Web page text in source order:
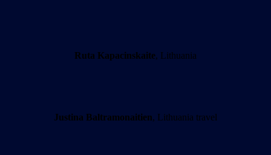
Ruta Kapacinskaite, Lithuania
Justina Baltramonaitien, Lithuania travel